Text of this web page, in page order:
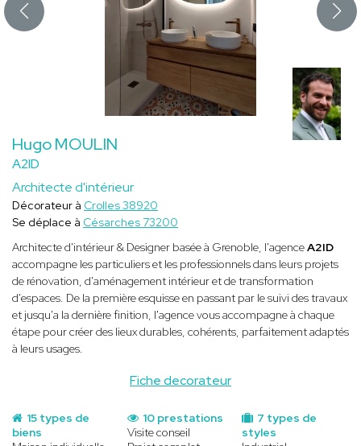
Hugo MOULIN
A2ID
Architecte d'intérieur
Fiche decorateur
Décorateur à Crolles 38920
Se déplace à Césarches 73200
Architecte d'intérieur & Designer basée à Grenoble, l'agenceA2ID
accompagne les particuliers et les professionnels dans leurs projets
de rénovation, d'aménagement intérieur et de transformation
d'espaces. De la première esquisse en passant par le suivi des travaux
et jusqu'a la dernière finition, l'agence vous accompagne à chaque
étape pour créer des lieux durables, cohérents, parfaitement adaptés
à leurs usages.
15 types de
biens
7 types de
styles
10 prestations
Visite conseil